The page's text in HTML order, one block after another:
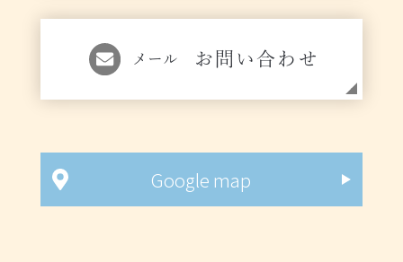
メール お問い合わせ
Google map